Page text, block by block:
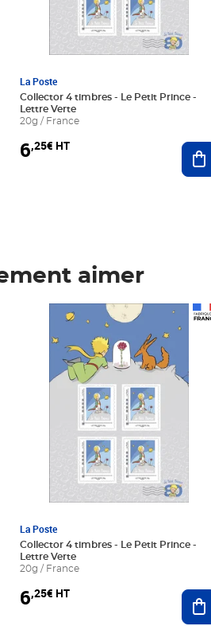
au panier
La Poste
Collector 4 timbres - Le Petit Prince -
Lettre Verte
20g / France
6,25€ HT
aimer
au panier
La Poste
Collector 4 timbres - Le Petit Prince -
Lettre Verte
20g / France
6,25€ HT
Prix 6,25€ HT